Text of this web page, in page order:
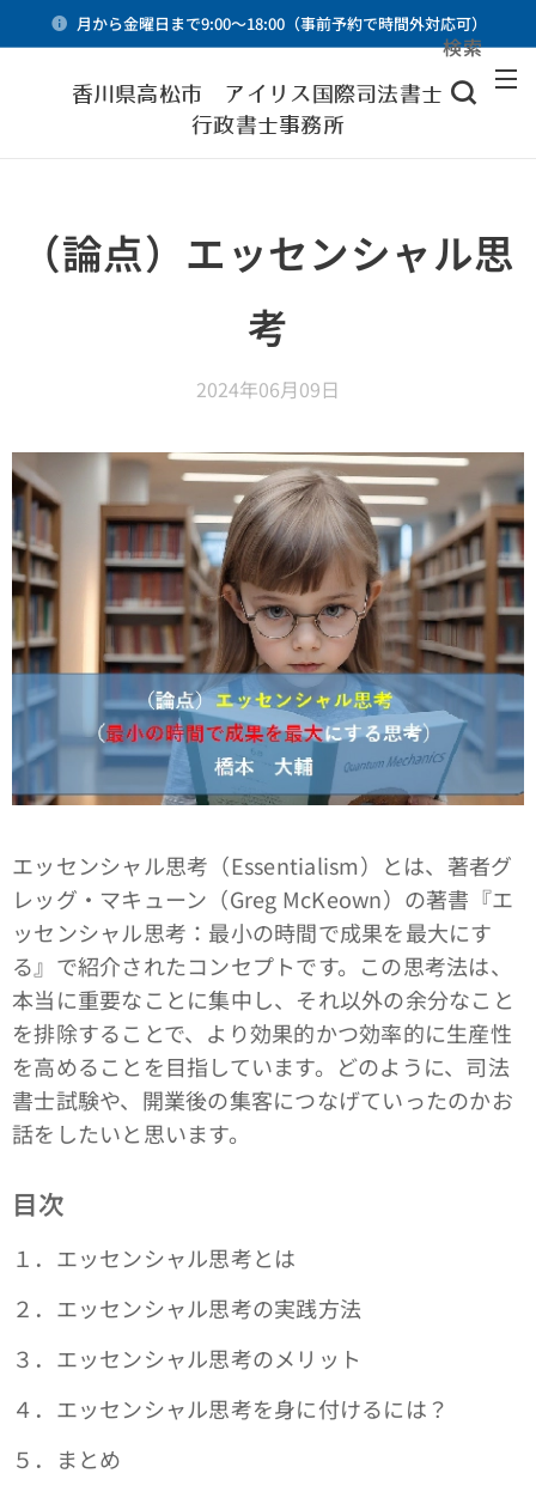
月から金曜日まで9:00～18:00（事前予約で時間外対応可）
香川県高松市 アイリス国際司法書士・
行政書士事務所
検索
（論点）エッセンシャル思
考
2024年06月09日
エッセンシャル思考（Essentialism）とは、著者グ
レッグ・マキューン（Greg McKeown）の著書『エ
ッセンシャル思考：最小の時間で成果を最大にす
る』で紹介されたコンセプトです。この思考法は、
本当に重要なことに集中し、それ以外の余分なこと
を排除することで、より効果的かつ効率的に生産性
を高めることを目指しています。どのように、司法
書士試験や、開業後の集客につなげていったのかお
話をしたいと思います。
目次
１．エッセンシャル思考とは
２．エッセンシャル思考の実践方法
３．エッセンシャル思考のメリット
４．エッセンシャル思考を身に付けるには？
５．まとめ